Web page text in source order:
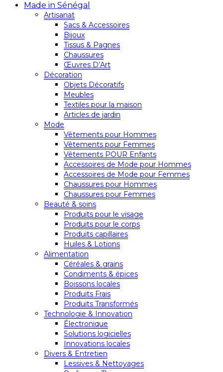
Made in Sénégal
Artisanat
Sacs & Accessoires
Bijoux
Tissus & Pagnes
Chaussures
Œuvres D’Art
Décoration
Objets Décoratifs
Meubles
Textiles pour la maison
Articles de jardin
Mode
Vêtements pour Hommes
Vêtements pour Femmes
Vêtements POUR Enfants
Accessoires de Mode pour Hommes
Accessoires de Mode pour Femmes
Chaussures pour Hommes
Chaussures pour Femmes
Beauté & soins
Produits pour le visage
Produits pour le corps
Produits capillaires
Huiles & Lotions
Alimentation
Céréales & grains
Condiments & épices
Boissons locales
Produits Frais
Produits Transformés
Technologie & Innovation
Électronique
Solutions logicielles
Innovations locales
Divers & Entretien
Lessives & Nettoyages